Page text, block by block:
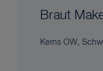
Braut
Kerns OW,